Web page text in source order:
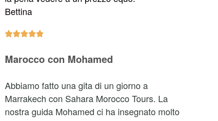
Bettina

Marocco con Mohamed
Abbiamo fatto una gita di un giorno a
Marrakech con Sahara Morocco Tours. La
nostra guida Mohamed ci ha insegnato molto